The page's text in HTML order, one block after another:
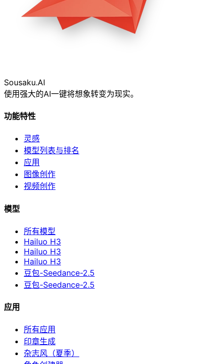
Sousaku.AI
使用强大的AI一键将想象转变为现实。
功能特性
灵感
模型列表与排名
应用
图像创作
视频创作
模型
所有模型
Hailuo H3
Hailuo H3
Hailuo H3
豆包-Seedance-2.5
豆包-Seedance-2.5
应用
所有应用
印章生成
杂志风（夏季）